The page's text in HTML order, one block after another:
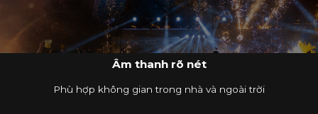
Âm thanh rõ nét
Phù hợp không gian trong nhà và ngoài trời